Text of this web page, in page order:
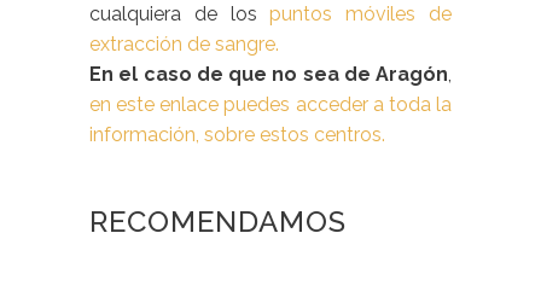
cualquiera de lospuntos móviles de
extracción de sangre.
En el caso de que no sea de Aragón,
en este enlace puedes acceder a toda la
información, sobre estos centros.
RECOMENDAMOS